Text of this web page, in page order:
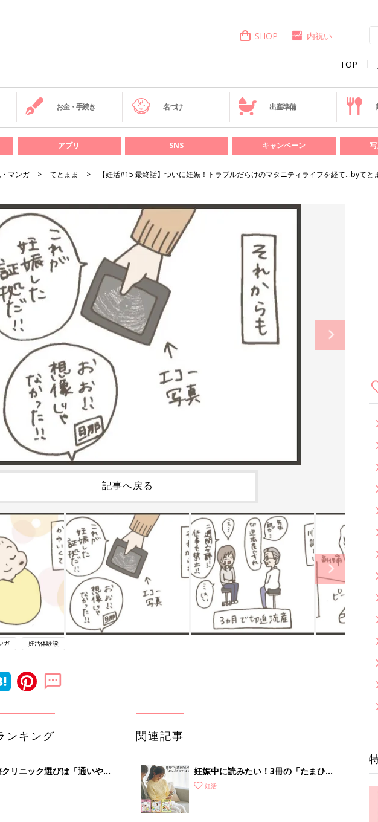
TOP
SHOP 内祝い
お金・手続き 名づけ 出産準備
アプリ SNS キャンペーン
マンガ てとまま 【妊活#15 最終話】ついに妊娠！トラブルだらけのマタニティライフを経て…byてと
記事へ戻る
ガ 妊活体験談
ンキング
リニック選びは「通いやす
！選び方、重要3カ条っ
関連記事
妊娠中に読みたい！3冊の「たまひ
よ」妊活